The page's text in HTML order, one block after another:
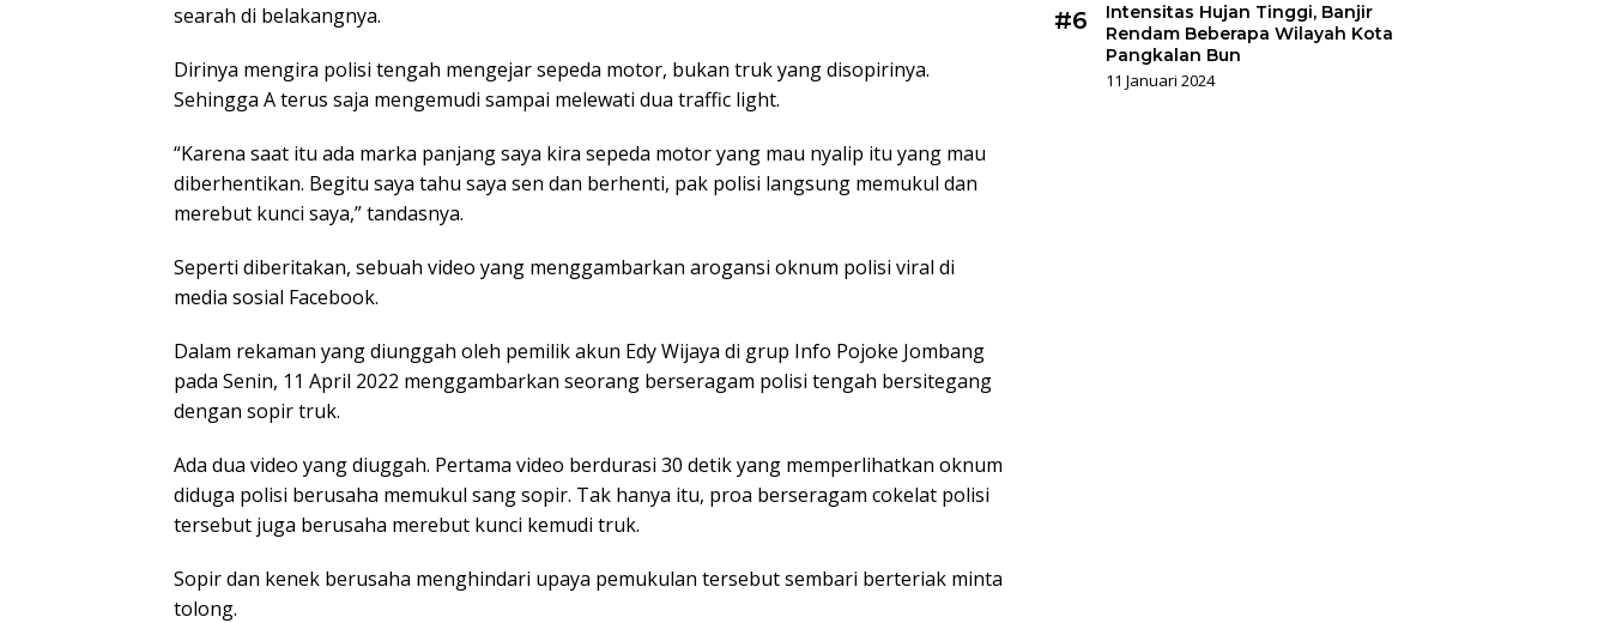
searah di belakangnya.
Dirinya mengira polisi tengah mengejar sepeda motor, bukan truk yang disopirinya.
Sehingga A terus saja mengemudi sampai melewati dua traffic light.
“Karena saat itu ada marka panjang saya kira sepeda motor yang mau nyalip itu yang mau
diberhentikan. Begitu saya tahu saya sen dan berhenti, pak polisi langsung memukul dan
merebut kunci saya,” tandasnya.
Seperti diberitakan, sebuah video yang menggambarkan arogansi oknum polisi viral di
media sosial Facebook.
Dalam rekaman yang diunggah oleh pemilik akun Edy Wijaya di grup Info Pojoke Jombang
pada Senin, 11 April 2022 menggambarkan seorang berseragam polisi tengah bersitegang
dengan sopir truk.
Ada dua video yang diuggah. Pertama video berdurasi 30 detik yang memperlihatkan oknum
diduga polisi berusaha memukul sang sopir. Tak hanya itu, proa berseragam cokelat polisi
tersebut juga berusaha merebut kunci kemudi truk.
Sopir dan kenek berusaha menghindari upaya pemukulan tersebut sembari berteriak minta
tolong.
#6
Intensitas Hujan Tinggi, Banjir
Rendam Beberapa Wilayah Kota
Pangkalan Bun
11 Januari 2024